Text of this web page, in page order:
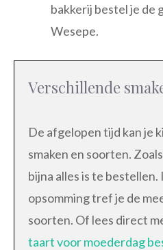
bakkerij bestel je de
Wesepe.
Verschillende
De afgelopen tijd kan je
smaken en soorten.
bijna alles is te
opsomming tref je de
soorten. Of lees direct
taart voor moederdag